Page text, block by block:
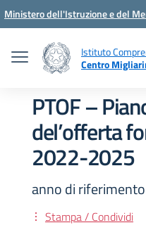
Vai ai contenuti
Vai al menu di navigazione
Vai al footer
Ministero dell'Istruzione e del
Istituto
Centro
PTOF –
del’offerta
2022-2025
anno di
Stampa / Condividi